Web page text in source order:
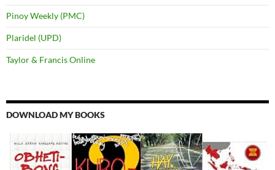
Pinoy Weekly (PMC)
Plaridel (UPD)
Taylor & Francis Online
DOWNLOAD MY BOOKS